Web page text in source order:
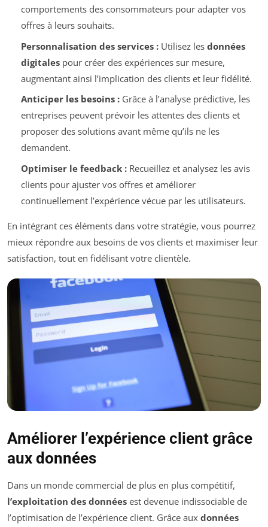
comportements des consommateurs pour adapter vos
offres à leurs souhaits.
Personnalisation des services :Utilisez les données
digitalespour créer des expériences sur mesure,
augmentant ainsi l’implication des clients et leur fidélité.
Anticiper les besoins :Grâce à l’analyse prédictive, les
entreprises peuvent prévoir les attentes des clients et
proposer des solutions avant même qu’ils ne les
demandent.
Optimiser le feedback :Recueillez et analysez les avis
clients pour ajuster vos offres et améliorer
continuellement l’expérience vécue par les utilisateurs.
En intégrant ces éléments dans votre stratégie, vous pourrez
mieux répondre aux besoins de vos clients et maximiser leur
satisfaction, tout en fidélisant votre clientèle.
Améliorer l’expérience client grâce
aux données
Dans un monde commercial de plus en plus compétitif,
l’exploitation des données est devenue indissociable de
l’optimisation de l’expérience client. Grâce aux données